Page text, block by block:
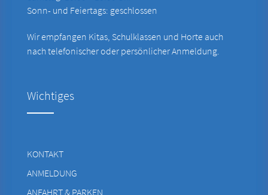
Sonn- und Feiertags: geschlossen
Wir empfangen Kitas, Schulklassen und Horte auch
nach telefonischer oder persönlicher Anmeldung.
Wichtiges
KONTAKT
ANMELDUNG
ANFAHRT & PARKEN